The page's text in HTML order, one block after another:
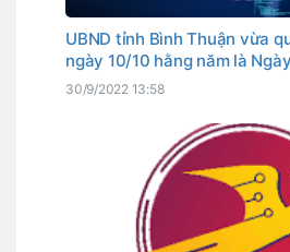
UBND tỉnh Bình Thuận vừa
ngày 10/10 hằng năm là
tỉnh. Đây cũng là ngày Thủ
30/9/2022 13:58